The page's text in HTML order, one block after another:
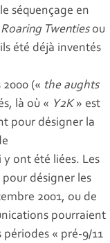
séquençage en
Roaring Twentiesou
été déjà inventés
(« the aughts
là où « Y2K» est
pour désigner la
ont été liées. Les
désigner les
2001, ou de
pourraient
périodes « pré-9/11